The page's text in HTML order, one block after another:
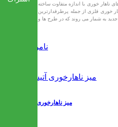
خوری فلزی از جمله پرطرفدارترین مدل
ناموجود
میز ناهارخوری آتیسا